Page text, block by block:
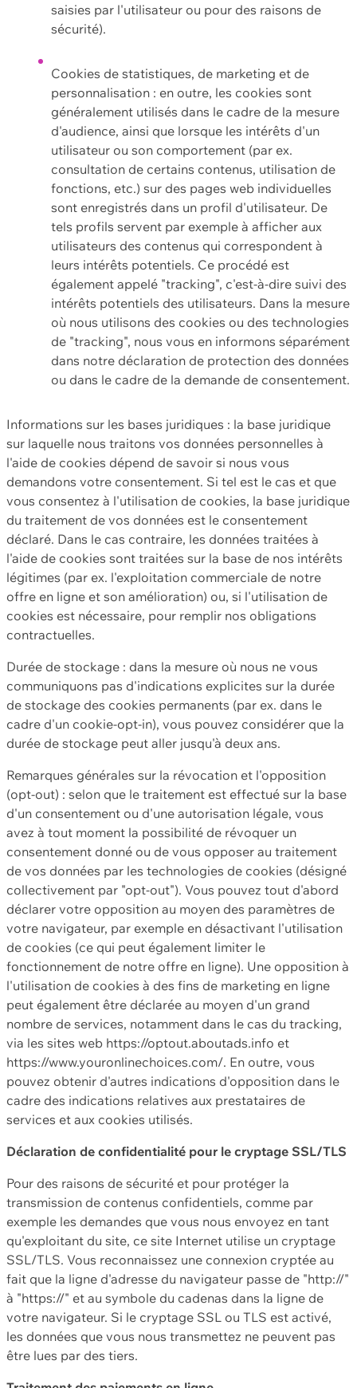
saisies par l'utilisateur ou pour des raisons de
sécurité).
Cookies de statistiques, de marketing et de
personnalisation : en outre, les cookies sont
généralement utilisés dans le cadre de la mesure
d'audience, ainsi que lorsque les intérêts d'un
utilisateur ou son comportement (par ex.
consultation de certains contenus, utilisation de
fonctions, etc.) sur des pages web individuelles
sont enregistrés dans un profil d'utilisateur. De
tels profils servent par exemple à afficher aux
utilisateurs des contenus qui correspondent à
leurs intérêts potentiels. Ce procédé est
également appelé "tracking", c'est-à-dire suivi des
intérêts potentiels des utilisateurs. Dans la mesure
où nous utilisons des cookies ou des technologies
de "tracking", nous vous en informons séparément
dans notre déclaration de protection des données
ou dans le cadre de la demande de consentement.
Informations sur les bases juridiques : la base juridique
sur laquelle nous traitons vos données personnelles à
l'aide de cookies dépend de savoir si nous vous
demandons votre consentement. Si tel est le cas et que
vous consentez à l'utilisation de cookies, la base juridique
du traitement de vos données est le consentement
déclaré. Dans le cas contraire, les données traitées à
l'aide de cookies sont traitées sur la base de nos intérêts
légitimes (par ex. l'exploitation commerciale de notre
offre en ligne et son amélioration) ou, si l'utilisation de
cookies est nécessaire, pour remplir nos obligations
contractuelles.
Durée de stockage : dans la mesure où nous ne vous
communiquons pas d'indications explicites sur la durée
de stockage des cookies permanents (par ex. dans le
cadre d'un cookie-opt-in), vous pouvez considérer que la
durée de stockage peut aller jusqu'à deux ans.
Remarques générales sur la révocation et l'opposition
(opt-out) : selon que le traitement est effectué sur la base
d'un consentement ou d'une autorisation légale, vous
avez à tout moment la possibilité de révoquer un
consentement donné ou de vous opposer au traitement
de vos données par les technologies de cookies (désigné
collectivement par "opt-out"). Vous pouvez tout d'abord
déclarer votre opposition au moyen des paramètres de
votre navigateur, par exemple en désactivant l'utilisation
de cookies (ce qui peut également limiter le
fonctionnement de notre offre en ligne). Une opposition à
l'utilisation de cookies à des fins de marketing en ligne
peut également être déclarée au moyen d'un grand
nombre de services, notamment dans le cas du tracking,
via les sites web https://optout.aboutads.info et
https://www.youronlinechoices.com/. En outre, vous
pouvez obtenir d'autres indications d'opposition dans le
cadre des indications relatives aux prestataires de
services et aux cookies utilisés.
Déclaration de confidentialité pour le cryptage SSL/TLS
Pour des raisons de sécurité et pour protéger la
transmission de contenus confidentiels, comme par
exemple les demandes que vous nous envoyez en tant
qu'exploitant du site, ce site Internet utilise un cryptage
SSL/TLS. Vous reconnaissez une connexion cryptée au
fait que la ligne d'adresse du navigateur passe de "http://"
à "https://" et au symbole du cadenas dans la ligne de
votre navigateur. Si le cryptage SSL ou TLS est activé,
les données que vous nous transmettez ne peuvent pas
être lues par des tiers.